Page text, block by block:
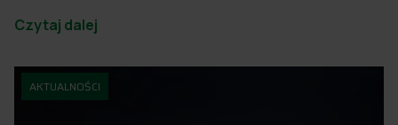
Czytaj dalej
AKTUALNOŚCI